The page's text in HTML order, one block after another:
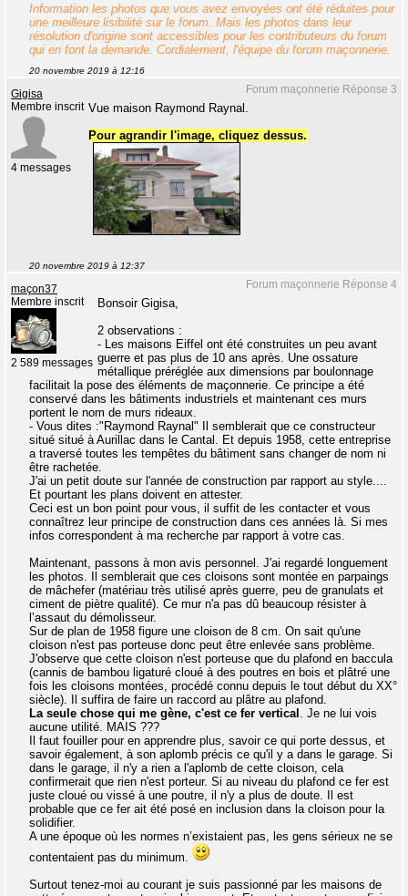
Information les photos que vous avez envoyées ont été réduites pour
une meilleure lisibilité sur le forum. Mais les photos dans leur
résolution d'origine sont accessibles pour les contributeurs du forum
qui en font la demande. Cordialement, l'équipe du forum maçonnerie.
20 novembre 2019 à 12:16
Forum maçonnerie Réponse 3
Gigisa
Membre inscrit
4 messages
Vue maison Raymond Raynal.
Pour agrandir l'image, cliquez dessus.
20 novembre 2019 à 12:37
Forum maçonnerie Réponse 4
maçon37
Membre inscrit
2 589 messages
Bonsoir Gigisa,
2 observations :
- Les maisons Eiffel ont été construites un peu avant
guerre et pas plus de 10 ans après. Une ossature
métallique préréglée aux dimensions par boulonnage
facilitait la pose des éléments de maçonnerie. Ce principe a été
conservé dans les bâtiments industriels et maintenant ces murs
portent le nom de murs rideaux.
- Vous dites :"Raymond Raynal" Il semblerait que ce constructeur
situé situé à Aurillac dans le Cantal. Et depuis 1958, cette entreprise
a traversé toutes les tempêtes du bâtiment sans changer de nom ni
être rachetée.
J'ai un petit doute sur l'année de construction par rapport au style....
Et pourtant les plans doivent en attester.
Ceci est un bon point pour vous, il suffit de les contacter et vous
connaîtrez leur principe de construction dans ces années là. Si mes
infos correspondent à ma recherche par rapport à votre cas.
Maintenant, passons à mon avis personnel. J'ai regardé longuement
les photos. Il semblerait que ces cloisons sont montée en parpaings
de mâchefer (matériau très utilisé après guerre, peu de granulats et
ciment de piètre qualité). Ce mur n'a pas dû beaucoup résister à
l’assaut du démolisseur.
Sur de plan de 1958 figure une cloison de 8 cm. On sait qu'une
cloison n'est pas porteuse donc peut être enlevée sans problème.
J'observe que cette cloison n'est porteuse que du plafond en baccula
(cannis de bambou ligaturé cloué à des poutres en bois et plâtré une
fois les cloisons montées, procédé connu depuis le tout début du XX°
siècle). Il suffira de faire un raccord au plâtre au plafond.
La seule chose qui me gène, c'est ce fer vertical . Je ne lui vois
aucune utilité. MAIS ???
Il faut fouiller pour en apprendre plus, savoir ce qui porte dessus, et
savoir également, à son aplomb précis ce qu'il y a dans le garage. Si
dans le garage, il n'y a rien a l'aplomb de cette cloison, cela
confirmerait que rien n'est porteur. Si au niveau du plafond ce fer est
juste cloué ou vissé à une poutre, il n'y a plus de doute. Il est
probable que ce fer ait été posé en inclusion dans la cloison pour la
solidifier.
A une époque où les normes n’existaient pas, les gens sérieux ne se
contentaient pas du minimum.
Surtout tenez-moi au courant je suis passionné par les maisons de